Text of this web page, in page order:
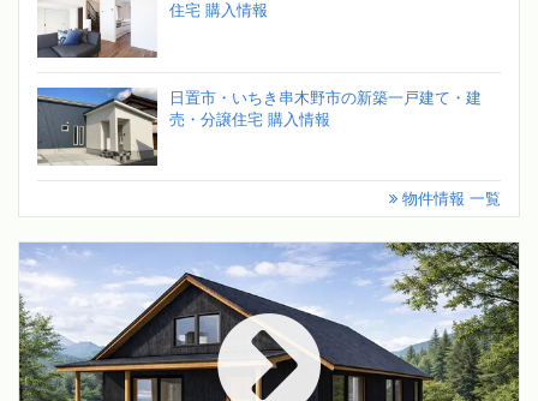
住宅 購入情報
日置市・いちき串木野市の新築一戸建て・建
売・分譲住宅 購入情報
物件情報 一覧